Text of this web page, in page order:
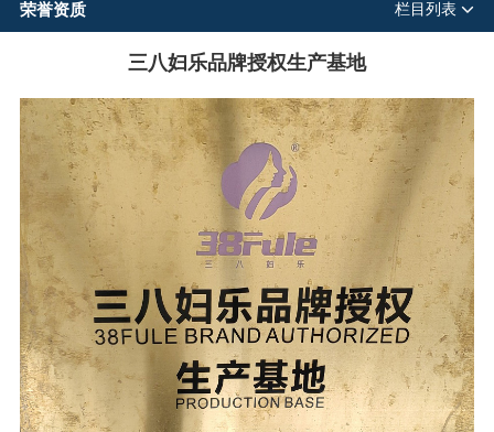
荣誉资质 栏目列表
三八妇乐品牌授权生产基地